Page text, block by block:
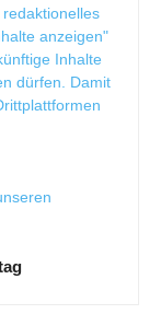
redaktionelles
anzeigen"
Inhalte
dürfen. Damit